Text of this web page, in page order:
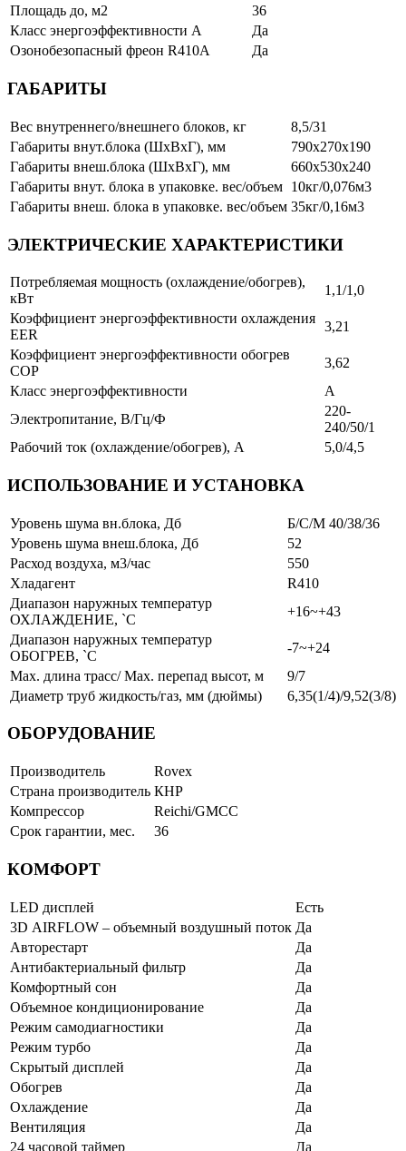
Площадь до, м2
36
Класс энергоэффективности А
Да
Озонобезопасный фреон R410A
Да
ГАБАРИТЫ
Вес внутреннего/внешнего блоков, кг
8,5/31
Габариты внут.блока (ШхВхГ), мм
790х270х190
Габариты внеш.блока (ШхВхГ), мм
660х530х240
Габариты внут. блока в упаковке. вес/объем 10кг/0,076м3
Габариты внеш. блока в упаковке. вес/объем 35кг/0,16м3
ЭЛЕКТРИЧЕСКИЕ ХАРАКТЕРИСТИКИ
Потребляемая мощность (охлаждение/обогрев),
кВт
1,1/1,0
Коэффициент энергоэффективности охлаждения
EER
3,21
Коэффициент энергоэффективности обогрев
COP
3,62
Класс энергоэффективности
А
Электропитание, В/Гц/Ф
220-
240/50/1
Рабочий ток (охлаждение/обогрев), А
5,0/4,5
ИСПОЛЬЗОВАНИЕ И УСТАНОВКА
Уровень шума вн.блока, Дб
Б/С/М 40/38/36
Уровень шума внеш.блока, Дб
52
Расход воздуха, м3/час
550
Хладагент
R410
Диапазон наружных температур
ОХЛАЖДЕНИЕ, `С
+16~+43
Диапазон наружных температур
ОБОГРЕВ, `С
-7~+24
Мах. длина трасс/ Мах. перепад высот, м
9/7
Диаметр труб жидкость/газ, мм (дюймы)
6,35(1/4)/9,52(3/8)
ОБОРУДОВАНИЕ
Производитель
Rovex
Страна производитель КНР
Компрессор
Reichi/GMCC
Срок гарантии, мес.
36
КОМФОРТ
LED дисплей
Есть
3D AIRFLOW – объемный воздушный поток Да
Авторестарт
Да
Антибактериальный фильтр
Да
Комфортный сон
Да
Объемное кондиционирование
Да
Режим самодиагностики
Да
Режим турбо
Да
Скрытый дисплей
Да
Обогрев
Да
Охлаждение
Да
Вентиляция
Да
24 часовой таймер
Да